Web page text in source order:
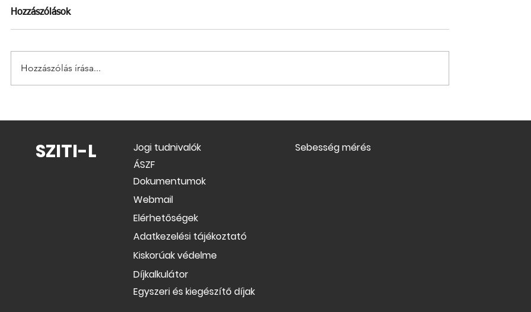
Szabadság
Ügyfélszolgálati irodánk
2026.07.31-ig Hibaügyelet
folyamatosan működik! Tel: 06-
2026.04.01-től
tranzakciós díjat vezet be. Ez
Hozzászólások
Hozzászólás írása...
SZITI-L
Dokumentumok
ÁSZF
Webmail
Elérhetőségek
Jogi tudnivalók
Adatkezelési tájékoztató
Kiskorúak védelme
Díjkalkulátor
Egyszeri és kiegészítő díjak
Sebesség mérés